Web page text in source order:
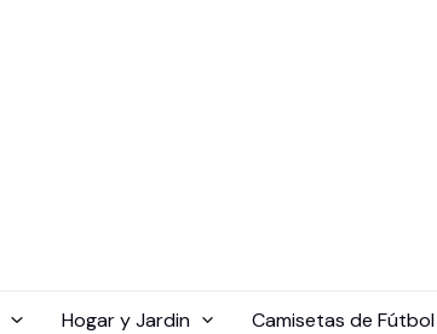
Hogar y Jardin Camisetas de Fútbol